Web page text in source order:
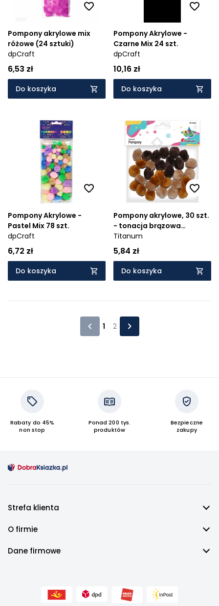
Pompony akrylowe mix
różowe (24 sztuki)
dpCraft
6,53 zł
Do koszyka
Pompony Akrylowe -
Czarne Mix 24 szt.
dpCraft
10,16 zł
Do koszyka
Pompony Akrylowe -
Pastel Mix 78 szt.
dpCraft
6,72 zł
Do koszyka
Pompony akrylowe, 30 szt.
- tonacja brązowa
(283067)
Titanum
5,84 zł
Do koszyka
1 2
Rabaty do 45%
non stop
Ponad 200 tys.
produktów
Bezpieczne
zakupy
Strefa klienta
O firmie
Dane firmowe